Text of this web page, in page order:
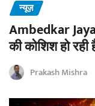
न्यूज़
Ambedkar
की कोशिश हो रही
Prakash Mishra